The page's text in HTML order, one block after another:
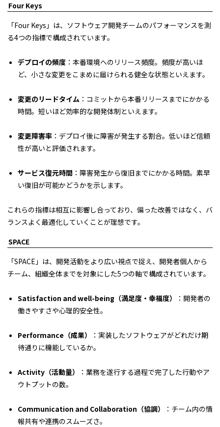
Four Keys
「Four Keys」は、ソフトウェア開発チームのパフォーマンスを測
る4つの指標で構成されています。
デプロイの頻度 ：本番環境へのリリース頻度。頻度が高いほ
ど、小さな変更をこまめに届けられる健全な状態といえます。
変更のリードタイム ：コミットから本番リリースまでにかかる
時間。短いほど効率的な開発体制といえます。
変更障害率 ：デプロイ後に障害が発生する割合。低いほど信頼
性が高いと評価されます。
サービス復元時間 ：障害発生から復旧までにかかる時間。素早
い復旧が可能かどうかを示します。
これらの指標は相互に影響し合っており、偏った改善ではなく、バ
ランスよく最適化していくことが理想です。
SPACE
「SPACE」は、開発活動をより広い視点で捉え、開発者個人から
チーム、組織全体までを対象にした5つの軸で構成されています。
Satisfaction and well-being （満足度・幸福度）
：開発者の
働きやすさや心理的安全性。
Performance （成果）
：実装したソフトウェアがどれだけ期
待通りに機能しているか。
Activity （活動量）
：業務を遂行する過程で完了した行動やア
ウトプットの数。
Communication and Collaboration （協調）
：チーム内の情
報共有や連携のスムーズさ。